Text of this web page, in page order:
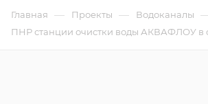
Главная — Проекты — Водоканалы
ПНР станции очистки воды АКВАФЛОУ в